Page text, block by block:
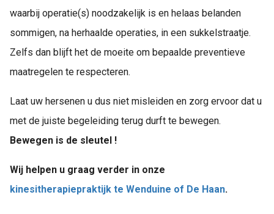
waarbij operatie(s) noodzakelijk is en helaas belanden
sommigen, na herhaalde operaties, in een sukkelstraatje.
Zelfs dan blijft het de moeite om bepaalde preventieve
maatregelen te respecteren.
Laat uw hersenen u dus niet misleiden en zorg ervoor dat u
met de juiste begeleiding terug durft te bewegen.
Bewegen is de sleutel !
Wij helpen u graag verder in onze
kinesitherapiepraktijk te Wenduine of De Haan.